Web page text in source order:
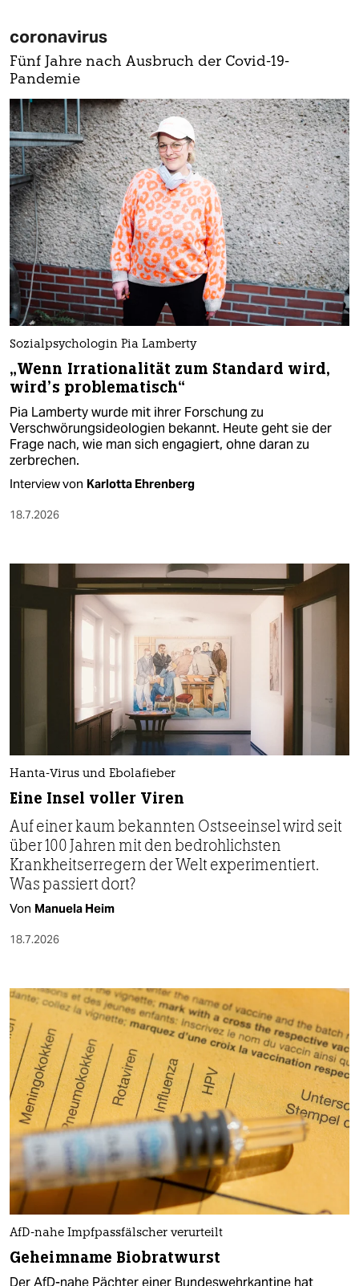
coronavirus
Fünf Jahre nach Ausbruch der Covid-19-
Pandemie
Sozialpsychologin Pia Lamberty
„Wenn Irrationalität zum Standard wird,
wird’s problematisch“
Pia Lamberty wurde mit ihrer Forschung zu
Verschwörungsideologien bekannt. Heute geht sie der
Frage nach, wie man sich engagiert, ohne daran zu
zerbrechen.
Interview von Karlotta Ehrenberg
18.7.2026
Hanta-Virus und Ebolafieber
Eine Insel voller Viren
Auf einer kaum bekannten Ostseeinsel wird seit
über 100 Jahren mit den bedrohlichsten
Krankheitserregern der Welt experimentiert.
Was passiert dort?
Von Manuela Heim
18.7.2026
AfD-nahe Impfpassfälscher verurteilt
Geheimname Biobratwurst
Der AfD-nahe Pächter einer Bundeswehrkantine hat